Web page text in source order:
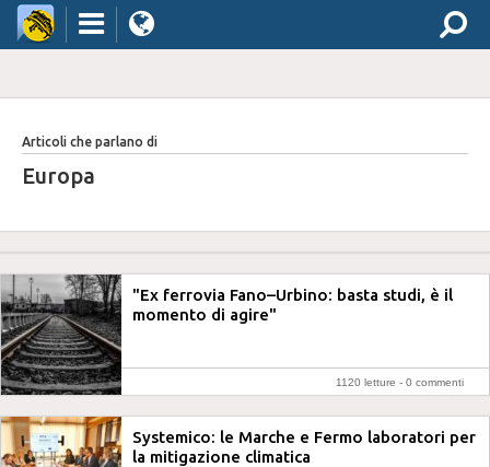
Articoli che parlano di
Europa
"Ex ferrovia Fano–Urbino: basta studi, è il
momento di agire"
1120 letture - 0 commenti
Systemico: le Marche e Fermo laboratori per
la mitigazione climatica